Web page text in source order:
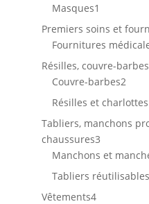
Masques1
produit
Premiers soins et
Fournitures
Résilles, couvre-
Couvre-barbes22
Résilles et
Tabliers, manchons
chaussures33
produits
Manchons et
Tabliers réutilisables
Vêtements44